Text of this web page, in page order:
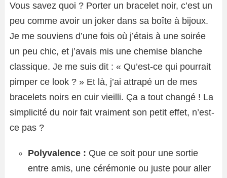
Vous savez quoi ? Porter un bracelet noir, c’est un
peu comme avoir un joker dans sa boîte à bijoux.
Je me souviens d’une fois où j’étais à une soirée
un peu chic, et j’avais mis une chemise blanche
classique. Je me suis dit : « Qu’est-ce qui pourrait
pimper ce look ? » Et là, j’ai attrapé un de mes
bracelets noirs en cuir vieilli. Ça a tout changé ! La
simplicité du noir fait vraiment son petit effet, n’est-
ce pas ?
Polyvalence : Que ce soit pour une sortie
entre amis, une cérémonie ou juste pour aller